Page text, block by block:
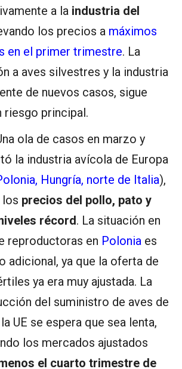
a la industria del
los precios a máximos
en el primer trimestre. La
a aves silvestres y la industria
de nuevos casos, sigue
riesgo principal.
ola de casos en marzo y
la industria avícola de Europa
Hungría, norte de Italia),
los precios del pollo, pato y
récord. La situación en
reproductoras en Polonia es
adicional, ya que la oferta de
ya era muy ajustada. La
del suministro de aves de
UE se espera que sea lenta,
los mercados ajustados
el cuarto trimestre de